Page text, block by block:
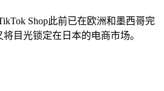
Shop此前已在欧洲和墨西哥完
目光锁定在日本的电商市场。